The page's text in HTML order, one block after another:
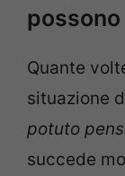
possono
Quante
situazione
potuto
succede